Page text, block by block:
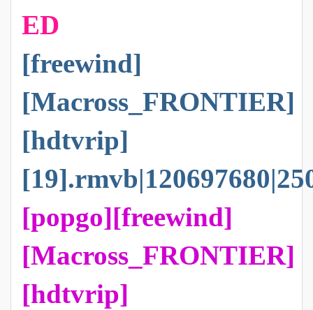
ED
[freewind]
[Macross_FRONTIER]
[hdtvrip]
[popgo][freewind]
[Macross_FRONTIER]
[hdtvrip]